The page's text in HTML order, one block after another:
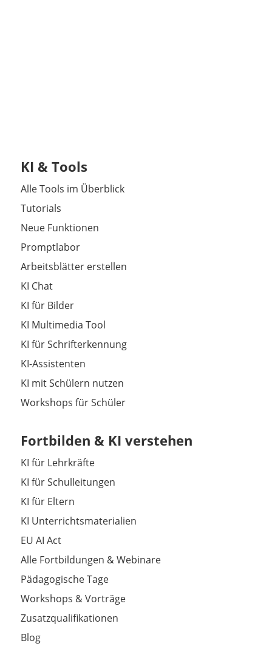
KI & Tools
Alle Tools im Überblick
Tutorials
Neue Funktionen
Promptlabor
Arbeitsblätter erstellen
KI Chat
KI für Bilder
KI Multimedia Tool
KI für Schrifterkennung
KI-Assistenten
KI mit Schülern nutzen
Workshops für Schüler
Fortbilden & KI verstehen
KI für Lehrkräfte
KI für Schulleitungen
KI für Eltern
KI Unterrichtsmaterialien
EU AI Act
Alle Fortbildungen & Webinare
Pädagogische Tage
Workshops & Vorträge
Zusatzqualifikationen
Blog